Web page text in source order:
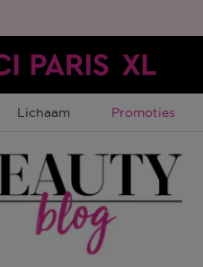
Lichaam Tijdelijke
Promoties